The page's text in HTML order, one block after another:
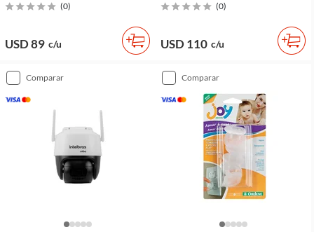
(0)
USD 89 c/u
(0)
USD 110 c/u
comparar comparar